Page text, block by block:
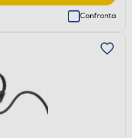
Confronta